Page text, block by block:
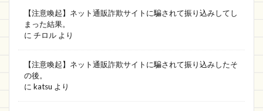
【注意喚起】ネット通販詐欺サイトに騙されて振り込みしてし
まった結果。
に チロル より
【注意喚起】ネット通販詐欺サイトに騙されて振り込みしたそ
の後。
に katsu より